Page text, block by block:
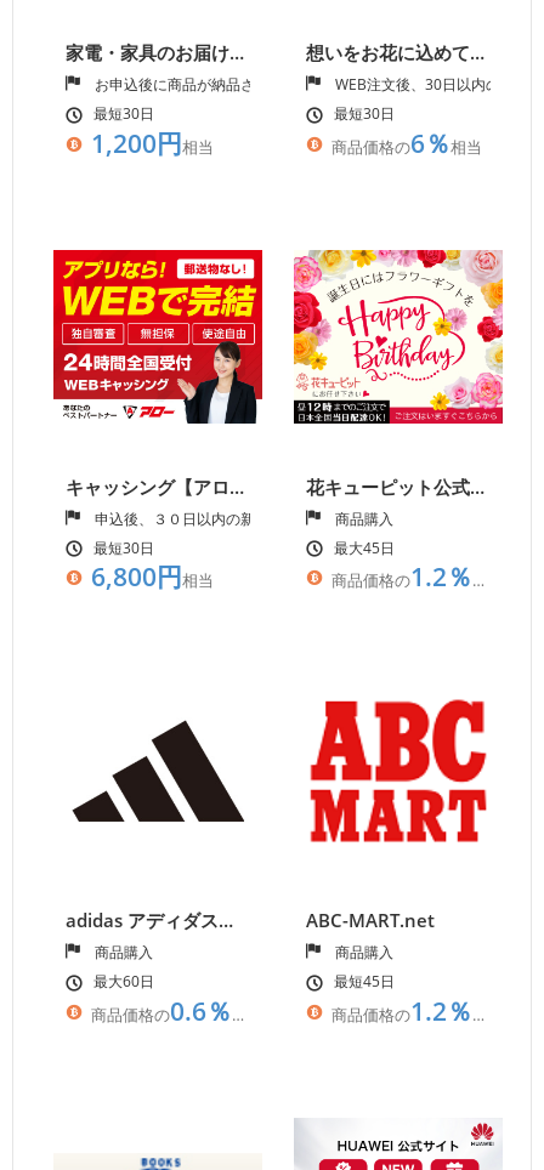
家電・家具のお届けレンタルサービス【かして！どっとこむ】ご成約
お申込後に商品が納品され、売上が発生した時点で成果
最短30日
1,200円相当
想いをお花に込めて【ベルビーフルール】
WEB注文後、30日以内の入金
最短30日
商品価格の6％相当
キャッシング【アロー】
申込後、３０日以内の新規契約成立
最短30日
6,800円相当
花キューピット公式サイト
商品購入
最大45日
商品価格の1.2％相当
adidas アディダスオンラインショップ
商品購入
最大60日
商品価格の0.6％相当
ABC-MART.net
商品購入
最短45日
商品価格の1.2％相当